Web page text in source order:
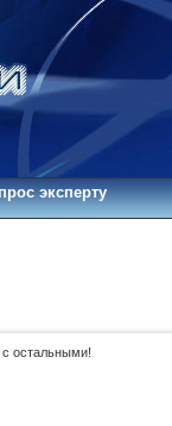
эксперту
остальными!